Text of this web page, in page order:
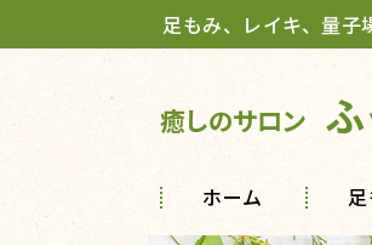
足もみ、レイキ、量子
癒しのサロン
ホーム